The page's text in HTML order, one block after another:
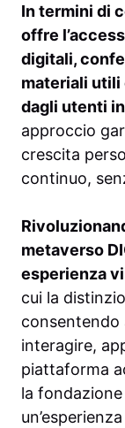
In termini di
offre
digitali,
materiali utili
dagli utenti
approccio
crescita
continuo,
metaverso
esperienza
cui la
consentendo
interagire,
piattaforma
la